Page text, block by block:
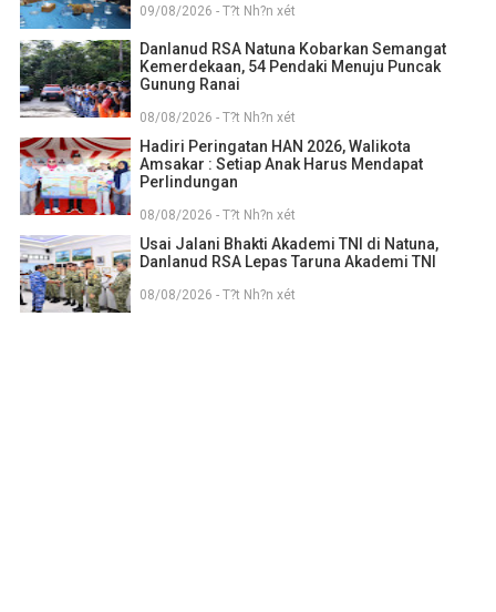
09/08/2026 - T?t Nh?n xét
Danlanud RSA Natuna Kobarkan Semangat
Kemerdekaan, 54 Pendaki Menuju Puncak
Gunung Ranai
08/08/2026 - T?t Nh?n xét
Hadiri Peringatan HAN 2026, Walikota
Amsakar : Setiap Anak Harus Mendapat
Perlindungan
08/08/2026 - T?t Nh?n xét
Usai Jalani Bhakti Akademi TNI di Natuna,
Danlanud RSA Lepas Taruna Akademi TNI
08/08/2026 - T?t Nh?n xét